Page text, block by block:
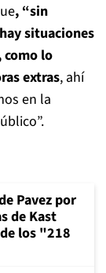
, “sin
situaciones
lo
extras, ahí
en la
Pavez por
de Kast
los "218